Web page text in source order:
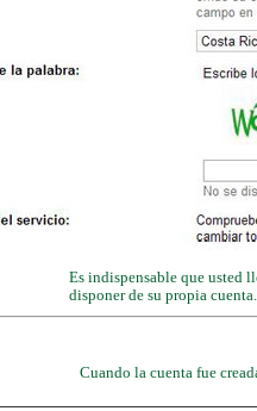
Es indispensable que usted
disponer de su propia cuenta.
Cuando la cuenta fue